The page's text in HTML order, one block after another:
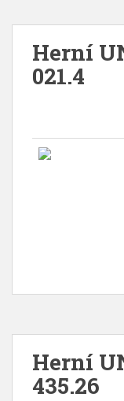
Herní
021.4
Herní
435.26